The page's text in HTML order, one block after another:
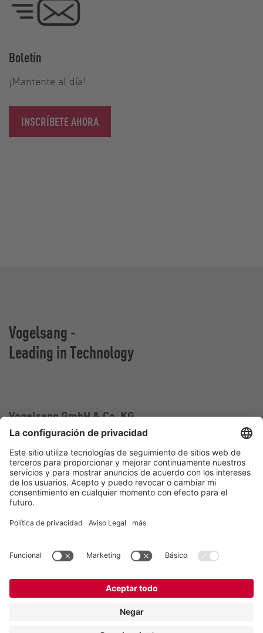
Boletín
¡Mantente al día!
INSCRÍBETE AHORA
Vogelsang -
Leading in Technology
Vogelsang GmbH & Co. KG
Holthoege 10-14
49632 Essen (Oldenburg)
Alemania
Contacto
germany@vogelsang.info
Política de privacidad